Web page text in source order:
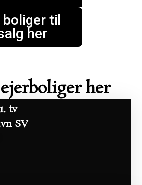
boliger til
her
her
tv
SV